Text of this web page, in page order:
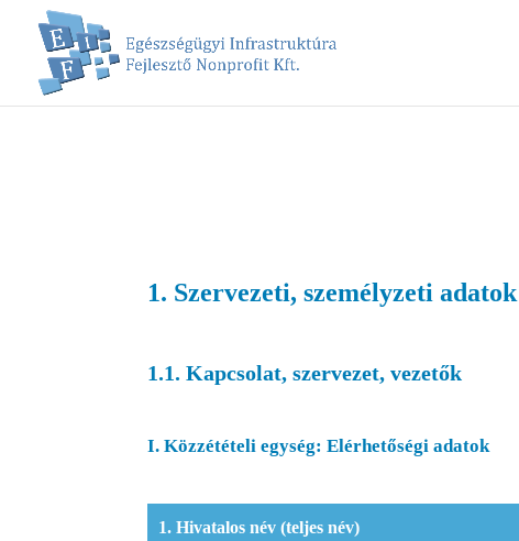
1. Szervezeti, személyzeti adatok
1.1. Kapcsolat, szervezet, vezetők
I. Közzétételi egység: Elérhetőségi adatok
1. Hivatalos név (teljes név)